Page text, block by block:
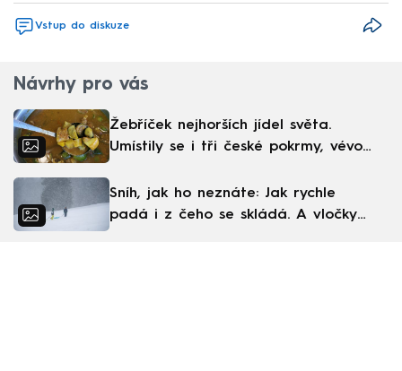
Vstup do diskuze
Návrhy pro vás
Žebříček nejhorších jídel světa.
Umístily se i tři české pokrmy, vévodí
Sníh, jak ho neznáte: Jak rychle
padá i z čeho se skládá. A vločky